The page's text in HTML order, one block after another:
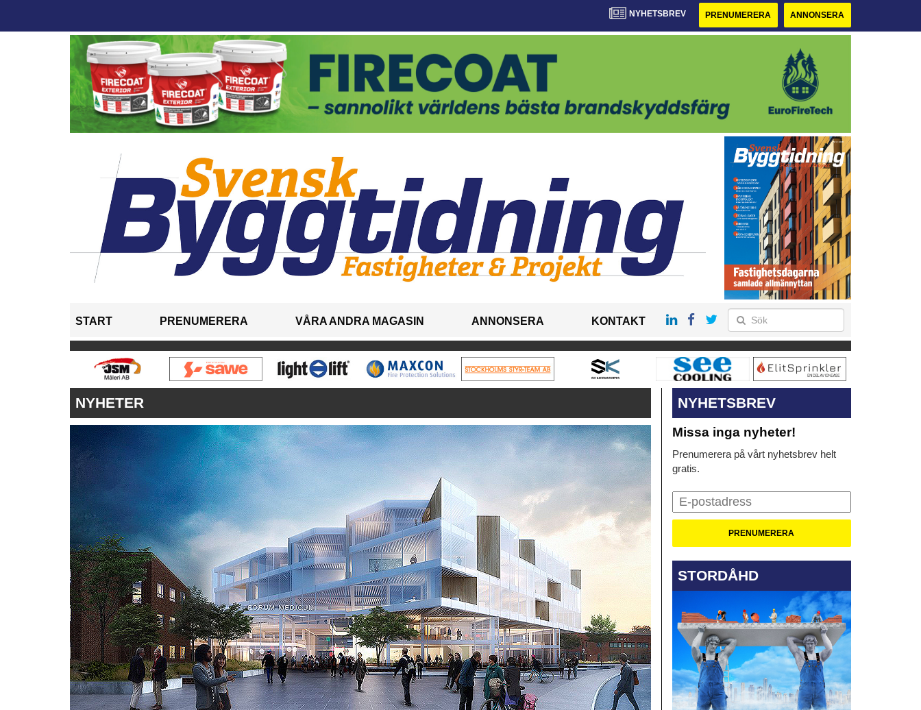
NYHETSBREV PRENUMERERA ANNONSERA
START PRENUMERERA VÅRA ANDRA MAGASIN ANNONSERA KONTAKT
NYHETER NYHETSBREV
Missa inga nyheter!
Prenumerera på vårt nyhetsbrev helt
gratis.
STORDÅHD